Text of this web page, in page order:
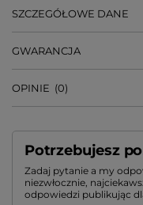
SZCZEGÓŁOWE DANE
GWARANCJA
OPINIE (0)
Potrzebujesz
Zadaj pytanie a my
niezwłocznie,
odpowiedzi publikując